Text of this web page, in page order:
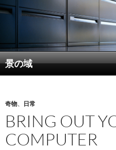
景の域
搜
索
文
奇物、 日常
BRING OUT
COMPUTER